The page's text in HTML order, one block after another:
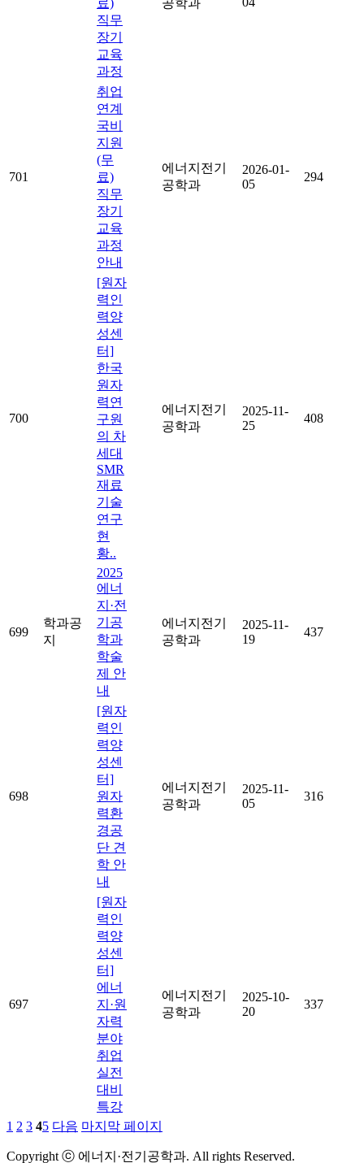
직무
장기
교육
과정
701
취업
연계
국비
지원
(무
료)
직무
장기
교육
과정
안내
에너지전기
공학과
2026-01-
05
294
700
[원자
력인
력양
성센
터]
한국
원자
력연
구원
의 차
세대
SMR
재료
기술
연구
현
황..
에너지전기
공학과
2025-11-
25
408
699
학과공
지
2025
에너
지·전
기공
학과
학술
제 안
내
에너지전기
공학과
2025-11-
19
437
698
[원자
력인
력양
성센
터]
원자
력환
경공
단 견
학 안
내
에너지전기
공학과
2025-11-
05
316
697
[원자
력인
력양
성센
터]
에너
지·원
자력
분야
취업
실전
대비
특강
에너지전기
공학과
2025-10-
20
337
1 2 3 45 다음 마지막 페이지
Copyright ⓒ 에너지·전기공학과. All rights Reserved.